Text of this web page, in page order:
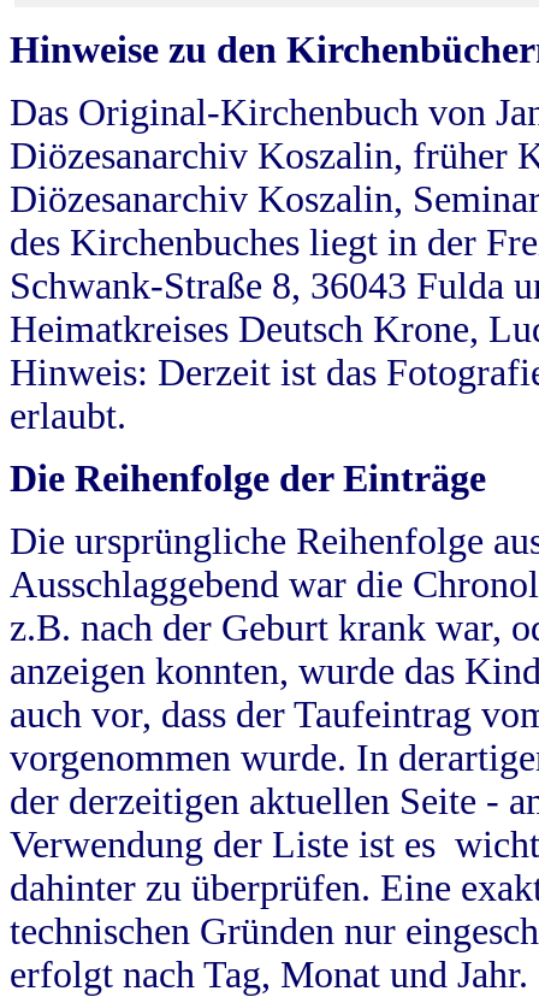
Hinweise zu den
Das Original-Kirchenbuch von
Diözesanarchiv Koszalin, früher
Diözesanarchiv Koszalin,
des Kirchenbuches liegt in der
Schwank-Straße 8, 36043 Fulda
Heimatkreises Deutsch Krone,
Hinweis: Derzeit ist das
erlaubt.
Die Reihenfolge der Einträge
Die ursprüngliche Reihenfolge
Ausschlaggebend war die
z.B. nach der Geburt krank war,
anzeigen konnten, wurde das
auch vor, dass der Taufeintrag
vorgenommen wurde. In
der derzeitigen aktuellen Seite -
Verwendung der Liste ist es
dahinter zu überprüfen. Eine
technischen Gründen nur
erfolgt nach Tag, Monat und Jahr.